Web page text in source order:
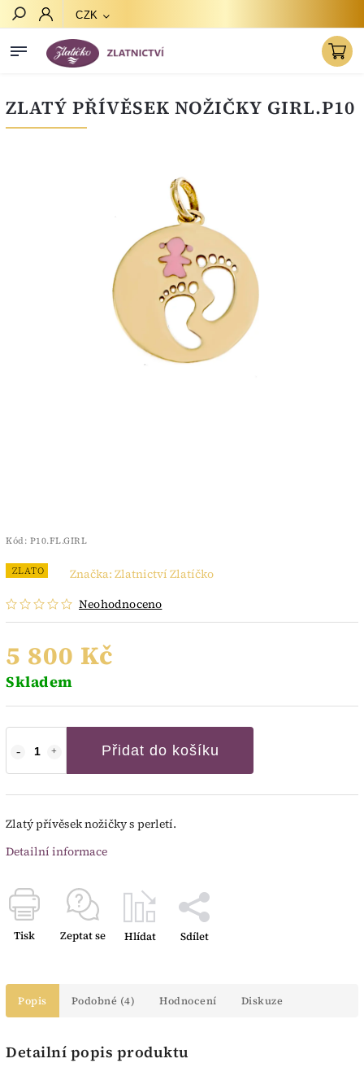
CZK
ZLATÝ PŘÍVĚSEK NOŽIČKY GIRL.P10
Kód: P10.FL.GIRL
ZLATO
Neohodnoceno
Značka: Zlatnictví Zlatíčko
5 800 Kč
Skladem
Přidat do košíku
Zlatý přívěsek nožičky s perletí.
Detailní informace
Tisk Zeptat se Hlídat Sdílet
Popis Podobné (4) Hodnocení Diskuze
Detailní popis produktu